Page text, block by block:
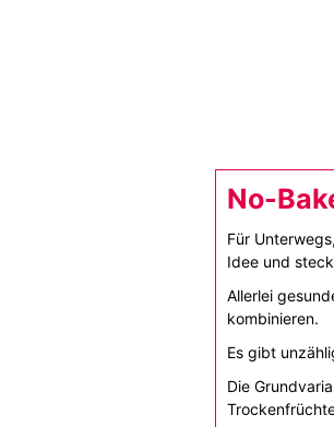
No-
Für
Idee und
Allerlei
kombinieren.
Es gibt
Die